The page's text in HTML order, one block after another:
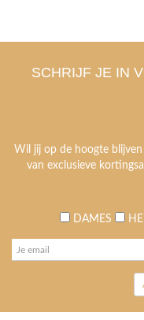
SCHRIJF JE IN
Wil jij op de hoogte
van exclusieve
DAMES